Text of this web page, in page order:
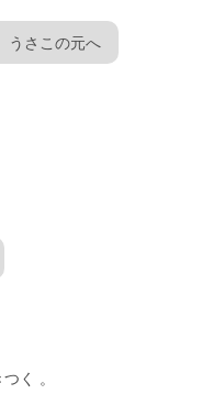
うさこの元へ
く 。